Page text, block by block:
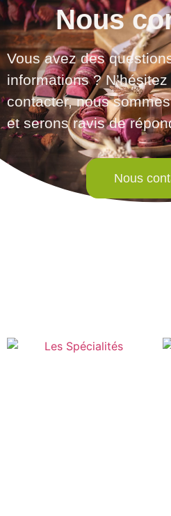
Nous
Vous avez des
informations ?
contacter, nous
et serons ravis de
Nous